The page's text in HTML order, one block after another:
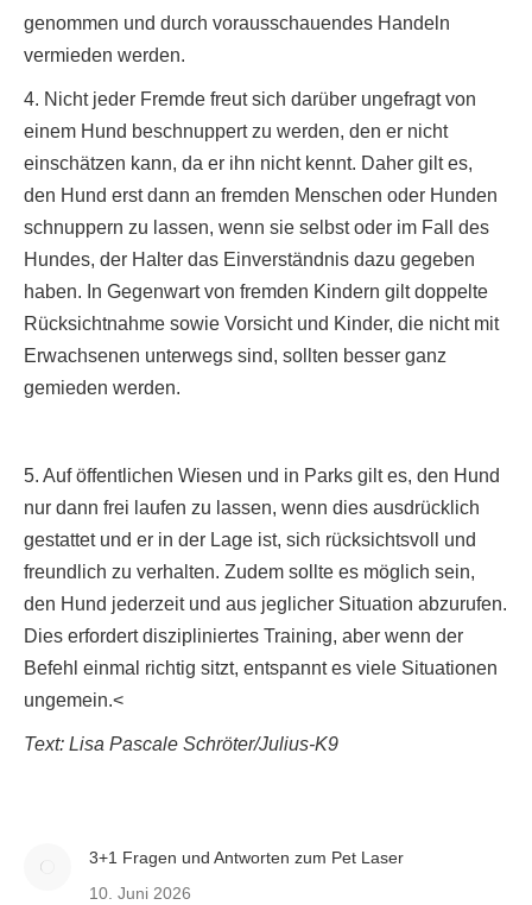
genommen und durch vorausschauendes Handeln
vermieden werden.
4. Nicht jeder Fremde freut sich darüber ungefragt von
einem Hund beschnuppert zu werden, den er nicht
einschätzen kann, da er ihn nicht kennt. Daher gilt es,
den Hund erst dann an fremden Menschen oder Hunden
schnuppern zu lassen, wenn sie selbst oder im Fall des
Hundes, der Halter das Einverständnis dazu gegeben
haben. In Gegenwart von fremden Kindern gilt doppelte
Rücksichtnahme sowie Vorsicht und Kinder, die nicht mit
Erwachsenen unterwegs sind, sollten besser ganz
gemieden werden.
5. Auf öffentlichen Wiesen und in Parks gilt es, den Hund
nur dann frei laufen zu lassen, wenn dies ausdrücklich
gestattet und er in der Lage ist, sich rücksichtsvoll und
freundlich zu verhalten. Zudem sollte es möglich sein,
den Hund jederzeit und aus jeglicher Situation abzurufen.
Dies erfordert diszipliniertes Training, aber wenn der
Befehl einmal richtig sitzt, entspannt es viele Situationen
ungemein.<
Text: Lisa Pascale Schröter/Julius-K9
3+1 Fragen und Antworten zum Pet Laser
10. Juni 2026